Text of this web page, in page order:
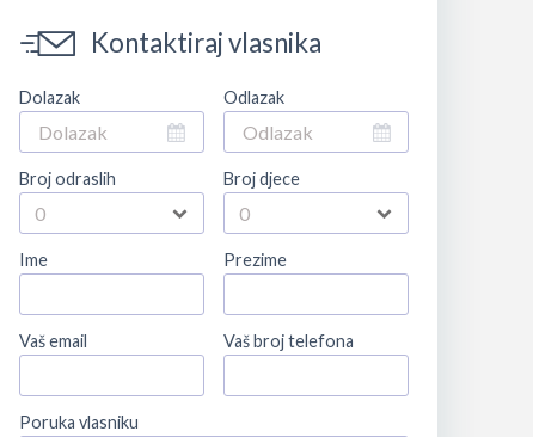
Kontaktiraj vlasnika
Dolazak Odlazak
Broj odraslih Broj djece
Ime Prezime
Vaš email Vaš broj telefona
Poruka vlasniku